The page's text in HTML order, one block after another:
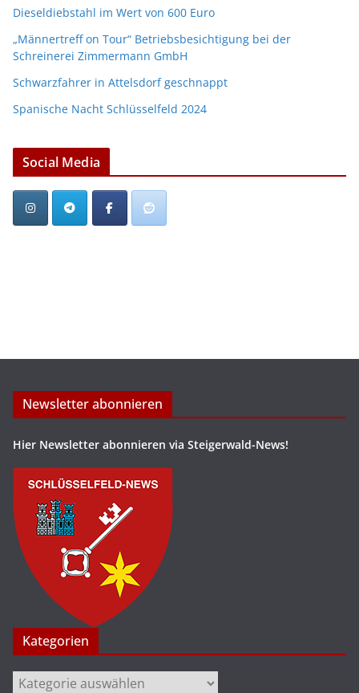
Dieseldiebstahl im Wert von 600 Euro
„Männertreff on Tour“ Betriebsbesichtigung bei der
Schreinerei Zimmermann GmbH
Schwarzfahrer in Attelsdorf geschnappt
Spanische Nacht Schlüsselfeld 2024
Social Media
Newsletter abonnieren
Hier Newsletter abonnieren via Steigerwald-News!
Kategorien
Kategorien